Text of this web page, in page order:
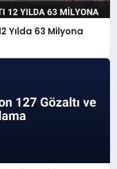
Yılda 63 Milyona